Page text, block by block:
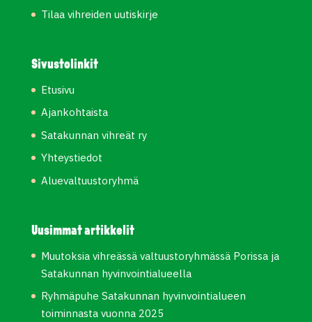
Tilaa vihreiden uutiskirje
Sivustolinkit
Etusivu
Ajankohtaista
Satakunnan vihreät ry
Yhteystiedot
Aluevaltuustoryhmä
Uusimmat artikkelit
Muutoksia vihreässä valtuustoryhmässä Porissa ja
Satakunnan hyvinvointialueella
Ryhmäpuhe Satakunnan hyvinvointialueen
toiminnasta vuonna 2025